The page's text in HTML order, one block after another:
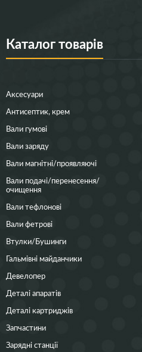
Каталог товарів
Аксесуари
Антисептик, крем
Вали гумові
Вали заряду
Вали магнітні/проявляючі
Вали подачі/перенесення/
очищення
Вали тефлонові
Вали фетрові
Втулки/Бушинги
Гальмівні майданчики
Девелопер
Деталі апаратів
Деталі картриджів
Запчастини
Зарядні станції